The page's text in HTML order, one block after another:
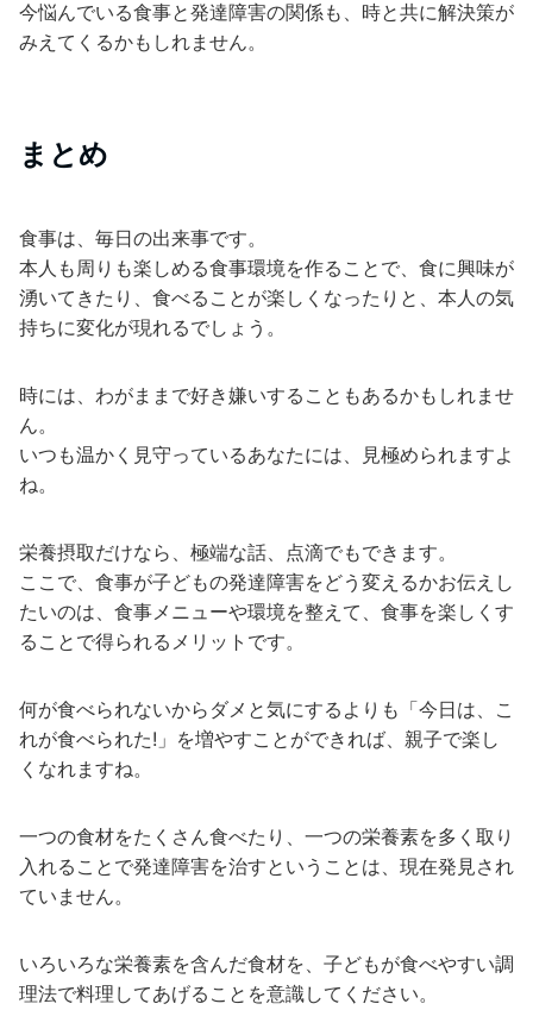
今悩んでいる食事と発達障害の関係も、時と共に解決策が
みえてくるかもしれません。
まとめ
食事は、毎日の出来事です。
本人も周りも楽しめる食事環境を作ることで、食に興味が
湧いてきたり、食べることが楽しくなったりと、本人の気
持ちに変化が現れるでしょう。
時には、わがままで好き嫌いすることもあるかもしれませ
ん。
いつも温かく見守っているあなたには、見極められますよ
ね。
栄養摂取だけなら、極端な話、点滴でもできます。
ここで、食事が子どもの発達障害をどう変えるかお伝えし
たいのは、食事メニューや環境を整えて、食事を楽しくす
ることで得られるメリットです。
何が食べられないからダメと気にするよりも「今日は、こ
れが食べられた!」を増やすことができれば、親子で楽し
くなれますね。
一つの食材をたくさん食べたり、一つの栄養素を多く取り
入れることで発達障害を治すということは、現在発見され
ていません。
いろいろな栄養素を含んだ食材を、子どもが食べやすい調
理法で料理してあげることを意識してください。